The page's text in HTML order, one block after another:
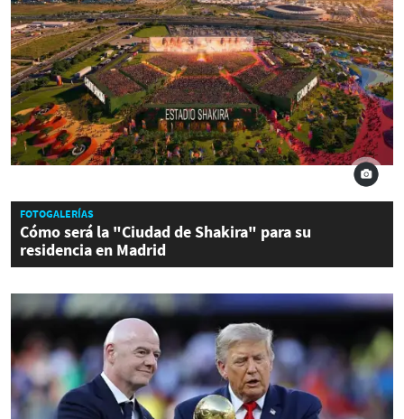
FOTOGALERÍAS
Cómo será la "Ciudad de Shakira" para su
residencia en Madrid